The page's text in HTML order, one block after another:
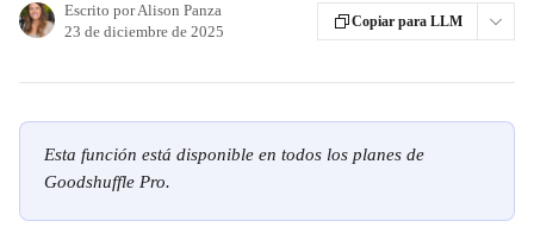
Escrito porAlison Panza
23 de diciembre de 2025
Copiar para LLM
Esta función está disponible en todos los planes de
Goodshuffle Pro.